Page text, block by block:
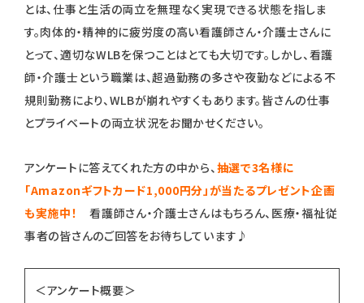
とは、仕事と生活の両立を無理なく実現できる状態を指しま
す。肉体的・精神的に疲労度の高い看護師さん・介護士さんに
とって、適切なWLBを保つことはとても大切です。しかし、看護
師・介護士という職業は、超過勤務の多さや夜勤などによる不
規則勤務により、WLBが崩れやすくもあります。皆さんの仕事
とプライベートの両立状況をお聞かせください。
アンケートに答えてくれた方の中から、 抽選で3名様に
「Amazonギフトカード1,000円分」が当たるプレゼント企画
も実施中！
看護師さん・介護士さんはもちろん、医療・福祉従
事者の皆さんのご回答をお待ちしています♪
＜アンケート概要＞